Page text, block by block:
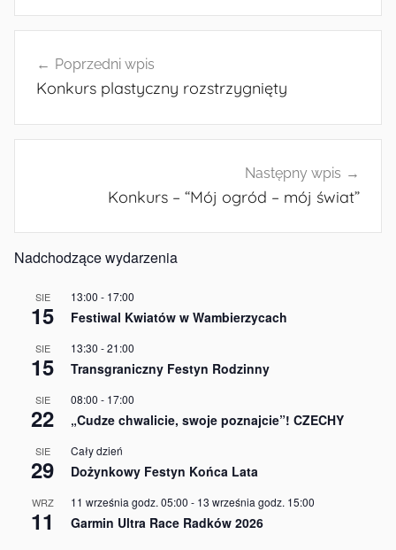
wpisuPoprzedni wpis
Konkurs plastyczny rozstrzygnięty
Następny wpis
Konkurs – “Mój ogród – mój świat”
Nadchodzące wydarzenia
SIE
15
13:00 - 17:00
Festiwal Kwiatów w Wambierzycach
SIE
15
13:30 -21:00
Transgraniczny Festyn Rodzinny
SIE
22
08:00 - 17:00
„Cudze chwalicie, swoje poznajcie”! CZECHY
SIE
29
Cały dzień
Dożynkowy Festyn Końca Lata
WRZ
11
11 września godz. 05:00 - 13 września godz. 15:00
Garmin Ultra Race Radków 2026